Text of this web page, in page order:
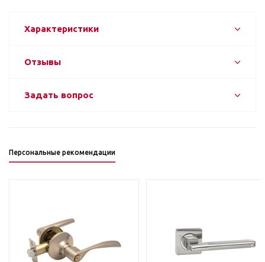
Характеристики
Отзывы
Задать вопрос
Персональные рекомендации